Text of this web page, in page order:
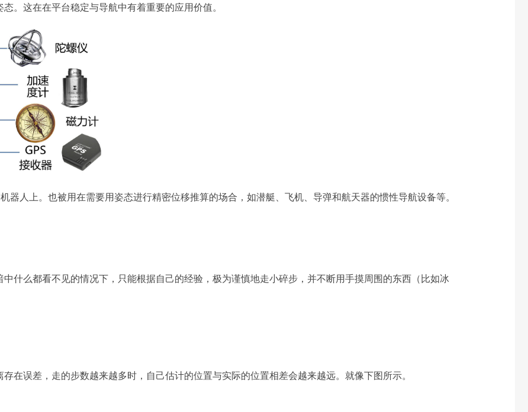
。这在在平台稳定与导航中有着重要的应用价值。
器人上。也被用在需要用姿态进行精密位移推算的场合，如潜艇、飞机、导弹和航天器的惯性导航设备等。
什么都看不见的情况下，只能根据自己的经验，极为谨慎地走小碎步，并不断用手摸周围的东西（比如冰
在误差，走的步数越来越多时，自己估计的位置与实际的位置相差会越来越远。就像下图所示。